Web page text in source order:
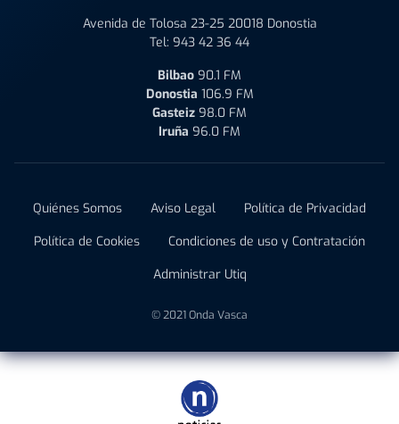
Avenida de Tolosa 23-25 20018 Donostia
Tel: 943 42 36 44
Bilbao 90.1 FM
Donostia 106.9 FM
Gasteiz 98.0 FM
Iruña 96.0 FM
Quiénes Somos Aviso Legal
Política de Privacidad
Política de Cookies
Condiciones de uso y Contratación
Administrar Utiq
© 2021 Onda Vasca